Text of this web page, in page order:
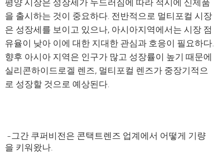
을 출시하는 것이 중요하다. 전반적으로 멀티포컬 시장
은 성장세를 보이고 있으나, 아시아지역에서는 시장 점
유율이 낮아 이에 대한 지대한 관심과 호응이 필요하다.
향후 아시아 지역은 인구가 많고 성장률이 높기 때문에
실리콘하이드로겔 렌즈, 멀티포컬 렌즈가 중장기적으
로 성장할 것으로 예상된다.
-그간 쿠퍼비전은 콘택트렌즈 업계에서 어떻게 기량
을 키워왔나.